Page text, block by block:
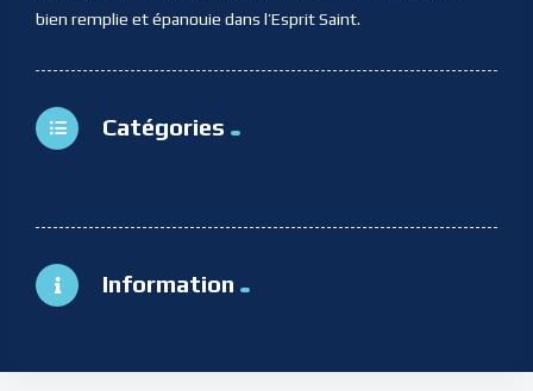
bien remplie et épanouie dans l’Esprit Saint.
Catégories
Information